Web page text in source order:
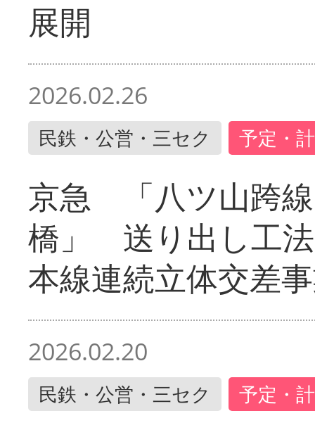
展開
2026.02.26
民鉄・公営・三セク 予定・
京急 「八ツ山跨
橋」 送り出し工
本線連続立体交差
2026.02.20
民鉄・公営・三セク 予定・